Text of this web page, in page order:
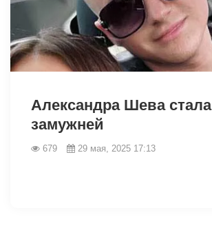
Александра Шева стала
замужней
679 29 мая, 2025 17:13